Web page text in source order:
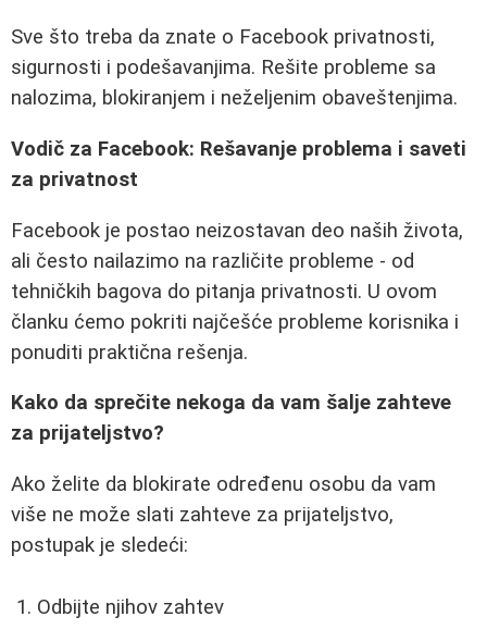
Sve što treba da znate o Facebook privatnosti,
sigurnosti i podešavanjima. Rešite probleme sa
nalozima, blokiranjem i neželjenim obaveštenjima.
Vodič za Facebook: Rešavanje problema i saveti
za privatnost
Facebook je postao neizostavan deo naših života,
ali često nailazimo na različite probleme - od
tehničkih bagova do pitanja privatnosti. U ovom
članku ćemo pokriti najčešće probleme korisnika i
ponuditi praktična rešenja.
Kako da sprečite nekoga da vam šalje zahteve
za prijateljstvo?
Ako želite da blokirate određenu osobu da vam
više ne može slati zahteve za prijateljstvo,
postupak je sledeći:
Odbijte njihov zahtev